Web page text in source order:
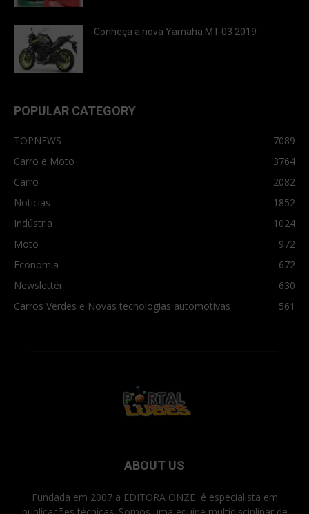
Conheça a nova Yamaha MT-03 2019
POPULAR CATEGORY
TOPNEWS
7089
Carro e Moto
3764
Carro
2082
Notícias
1852
Indústria
1024
Moto
972
Economia
672
Newsletter
630
Carros Verdes e Novas tecnologias automotivas
561
ABOUT US
Fundada em 2007 a EDITORA ONZE é especialista em